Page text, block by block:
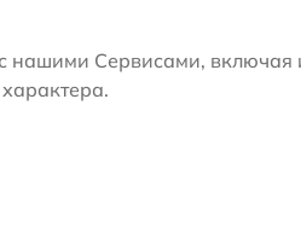
Сервисами, включая